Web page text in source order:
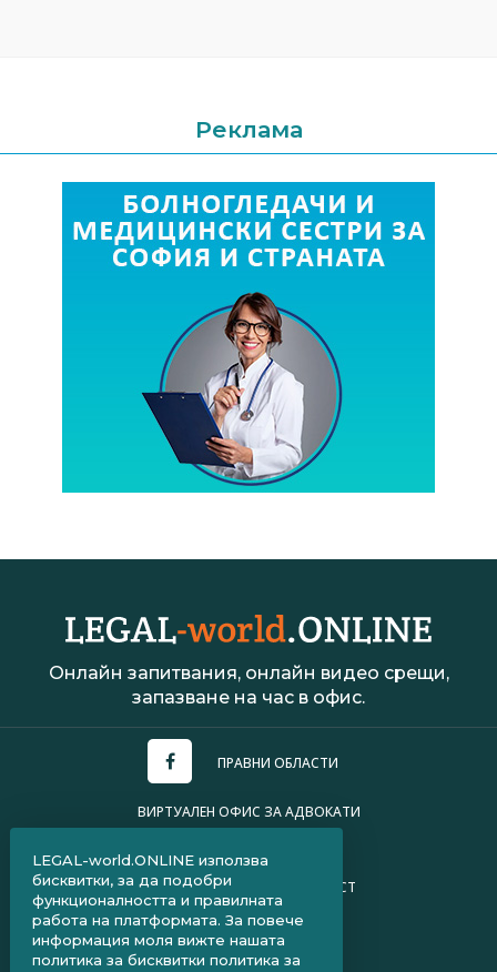
Реклама
Онлайн запитвания, онлайн видео срещи,
запазване на час в офис.
ПРАВНИ ОБЛАСТИ
ВИРТУАЛЕН ОФИС ЗА АДВОКАТИ
ПОЛИТИКА ЗА ПОВЕРИТЕЛНОСТ
ЧЗВ ЗА КЛИЕНТИ
ЧЗВ ЗА АДВОКАТИ
LEGAL-world.ONLINE използва
бисквитки, за да подобри
функционалността и правилната
работа на платформата. За повече
информация моля вижте нашата
политика за бисквитки политика за